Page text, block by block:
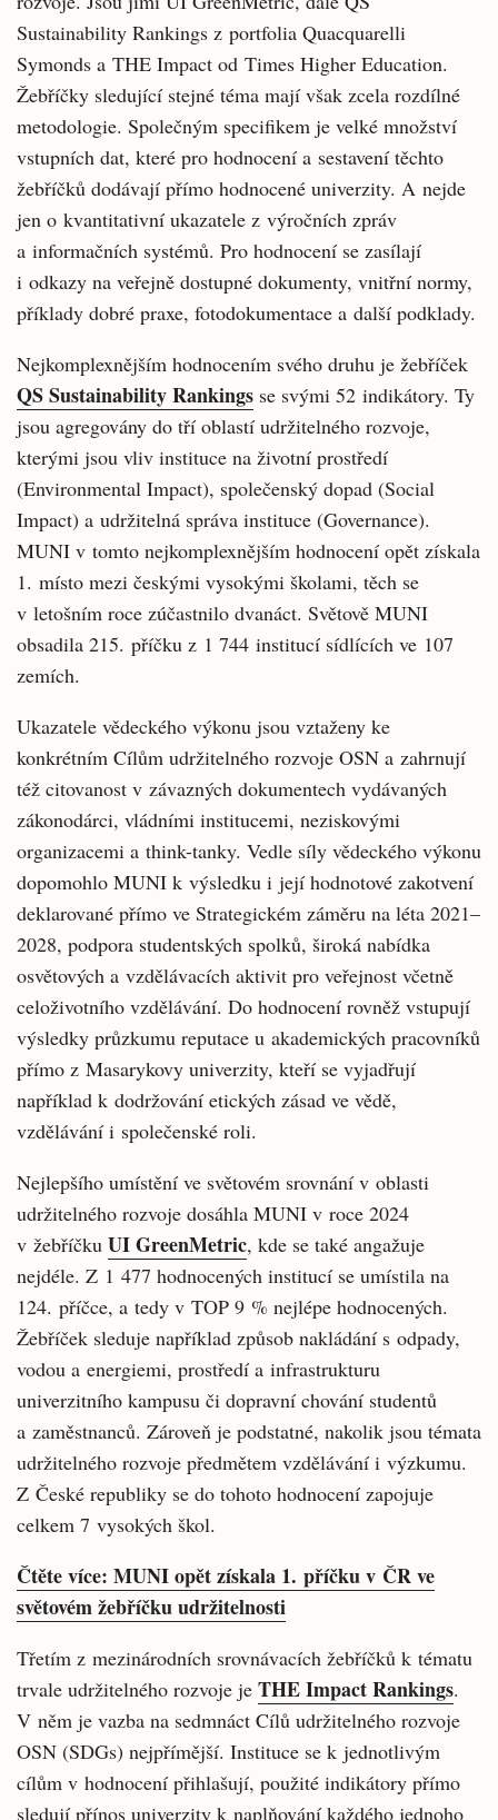
Sustainability Rankings z portfolia Quacquarelli
Symonds a THE Impact od Times Higher Education.
Žebříčky sledující stejné téma mají však zcela rozdílné
metodologie. Společným specifikem je velké množství
vstupních dat, které pro hodnocení a sestavení těchto
žebříčků dodávají přímo hodnocené univerzity. A nejde
jen o kvantitativní ukazatele z výročních zpráv
a informačních systémů. Pro hodnocení se zasílají
i odkazy na veřejně dostupné dokumenty, vnitřní normy,
příklady dobré praxe, fotodokumentace a další podklady.
Nejkomplexnějším hodnocením svého druhu je žebříček
QS Sustainability Rankings se svými 52 indikátory. Ty
jsou agregovány do tří oblastí udržitelného rozvoje,
kterými jsou vliv instituce na životní prostředí
(Environmental Impact), společenský dopad (Social
Impact) a udržitelná správa instituce (Governance).
MUNI v tomto nejkomplexnějším hodnocení opět získala
1. místo mezi českými vysokými školami, těch se
v letošním roce zúčastnilo dvanáct. Světově MUNI
obsadila 215. příčku z 1 744 institucí sídlících ve 107
zemích.
Ukazatele vědeckého výkonu jsou vztaženy ke
konkrétním Cílům udržitelného rozvoje OSN a zahrnují
též citovanost v závazných dokumentech vydávaných
zákonodárci, vládními institucemi, neziskovými
organizacemi a think-tanky. Vedle síly vědeckého výkonu
dopomohlo MUNI k výsledku i její hodnotové zakotvení
deklarované přímo ve Strategickém záměru na léta 2021–
2028, podpora studentských spolků, široká nabídka
osvětových a vzdělávacích aktivit pro veřejnost včetně
celoživotního vzdělávání. Do hodnocení rovněž vstupují
výsledky průzkumu reputace u akademických pracovníků
přímo z Masarykovy univerzity, kteří se vyjadřují
například k dodržování etických zásad ve vědě,
vzdělávání i společenské roli.
Nejlepšího umístění ve světovém srovnání v oblasti
udržitelného rozvoje dosáhla MUNI v roce 2024
v žebříčku UI GreenMetric, kde se také angažuje
nejdéle. Z 1 477 hodnocených institucí se umístila na
124. příčce, a tedy v TOP 9 % nejlépe hodnocených.
Žebříček sleduje například způsob nakládání s odpady,
vodou a energiemi, prostředí a infrastrukturu
univerzitního kampusu či dopravní chování studentů
a zaměstnanců. Zároveň je podstatné, nakolik jsou témata
udržitelného rozvoje předmětem vzdělávání i výzkumu.
Z České republiky se do tohoto hodnocení zapojuje
celkem 7 vysokých škol.
Čtěte více: MUNI opět získala 1. příčku v ČR ve
světovém žebříčku udržitelnosti
Třetím z mezinárodních srovnávacích žebříčků k tématu
trvale udržitelného rozvoje je THE Impact Rankings.
V něm je vazba na sedmnáct Cílů udržitelného rozvoje
OSN (SDGs) nejpřímější. Instituce se k jednotlivým
cílům v hodnocení přihlašují, použité indikátory přímo
sledují přínos univerzity k naplňování každého jednoho